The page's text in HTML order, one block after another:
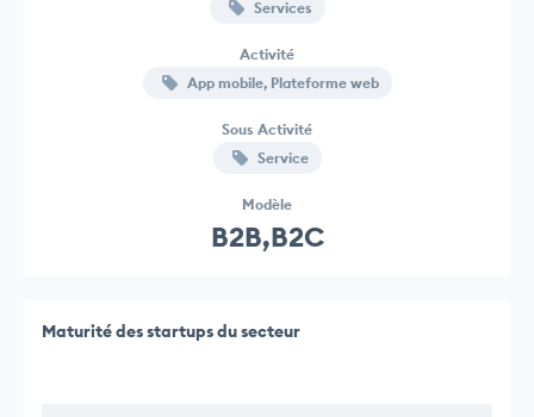
Services
Activité
App mobile, Plateforme web
Sous Activité
Service
Modèle
B2B,B2C
Maturité des startups du secteur